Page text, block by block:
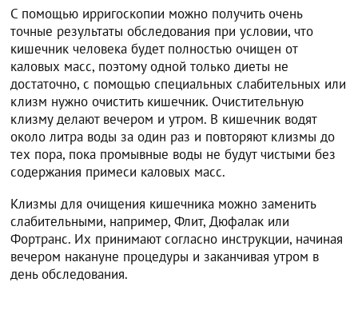
С помощью ирригоскопии можно получить очень
точные результаты обследования при условии, что
кишечник человека будет полностью очищен от
каловых масс, поэтому одной только диеты не
достаточно, с помощью специальных слабительных или
клизм нужно очистить кишечник. Очистительную
клизму делают вечером и утром. В кишечник водят
около литра воды за один раз и повторяют клизмы до
тех пора, пока промывные воды не будут чистыми без
содержания примеси каловых масс.
Клизмы для очищения кишечника можно заменить
слабительными, например, Флит, Дюфалак или
Фортранс. Их принимают согласно инструкции, начиная
вечером накануне процедуры и заканчивая утром в
день обследования.